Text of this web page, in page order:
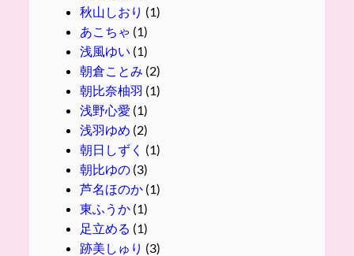
秋山しおり (1)
あこちゃ (1)
浅風ゆい (1)
朝倉ことみ (2)
朝比奈柚羽 (1)
浅野心愛 (1)
浅羽ゆめ (2)
朝日しずく (1)
朝比ゆの(3)
芦名ほのか(1)
東ふうか(1)
足立める (1)
跡美しゅり (3)